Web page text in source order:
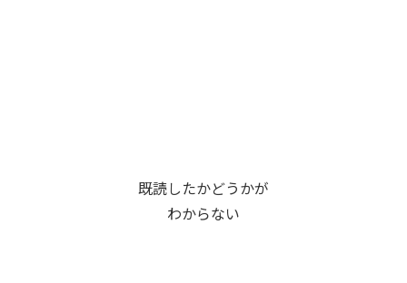
既読したかどうかが
わからない